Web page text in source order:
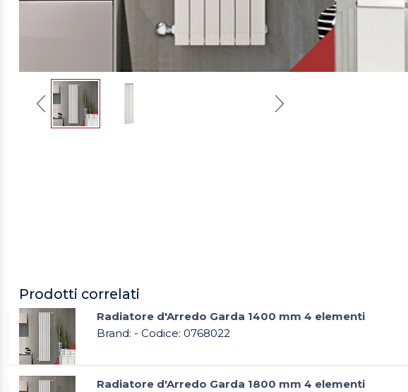
Prodotti correlati
Radiatore d'Arredo Garda 1400 mm 4 elementi
Brand: - Codice: 0768022
Radiatore d'Arredo Garda 1800 mm 4 elementi